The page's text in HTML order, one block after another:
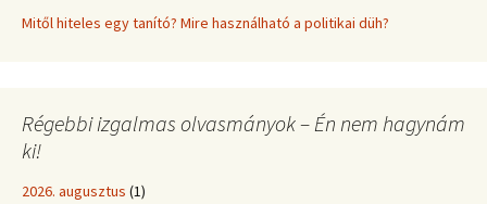
Mitől hiteles egy tanító? Mire használható a politikai düh?
Régebbi izgalmas olvasmányok – Én nem hagynám
ki!
2026. augusztus (1)